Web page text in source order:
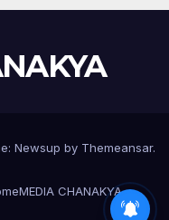
Newsup by Themeansar.
MEDIA CHANAKYA